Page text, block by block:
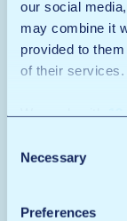
our social
may combine it
provided to
of their services.
Selection
Necessary
Preferences
27 oktober
Hoe auto
Zelf je auto